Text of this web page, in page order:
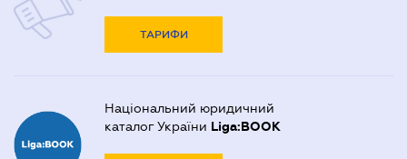
ТАРИФИ
Національний юридичний
каталог України Liga:BOOK